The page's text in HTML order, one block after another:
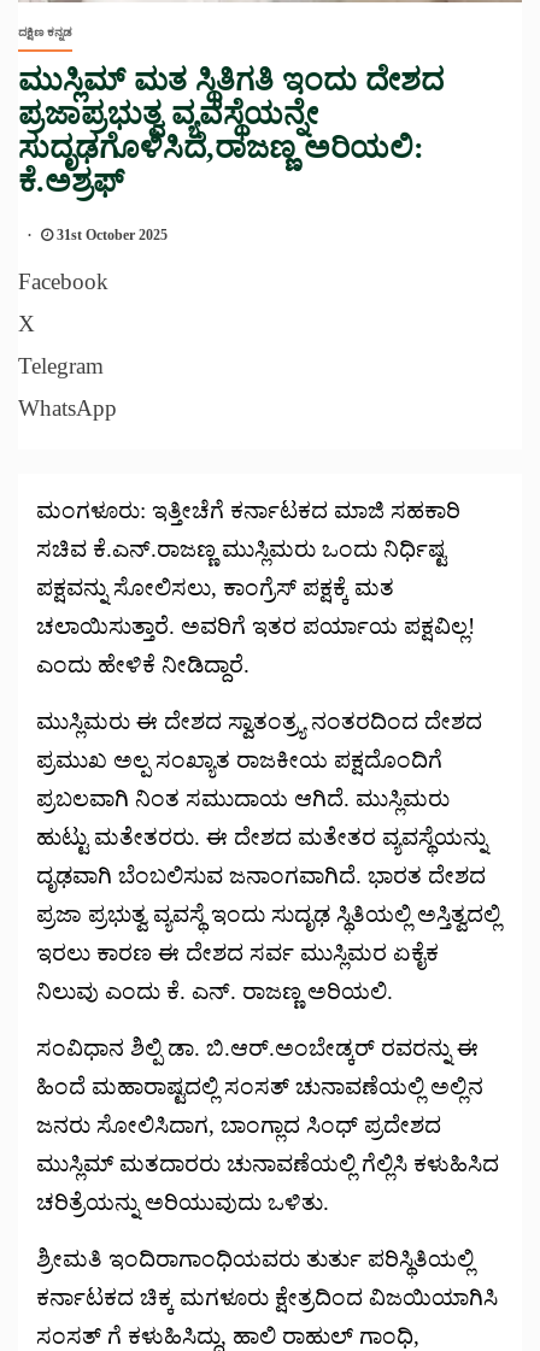
ದಕ್ಷಿಣ ಕನ್ನಡ
ಮುಸ್ಲಿಮ್ ಮತ ಸ್ಥಿತಿಗತಿ ಇಂದು ದೇಶದ
ಪ್ರಜಾಪ್ರಭುತ್ವ ವ್ಯವಸ್ಥೆಯನ್ನೇ
ಸುದೃಢಗೊಳಿಸಿದೆ,ರಾಜಣ್ಣ ಅರಿಯಲಿ:
ಕೆ.ಅಶ್ರಫ್
31st October 2025
Facebook
X
Telegram
WhatsApp
ಮಂಗಳೂರು: ಇತ್ತೀಚೆಗೆ ಕರ್ನಾಟಕದ ಮಾಜಿ ಸಹಕಾರಿ
ಸಚಿವ ಕೆ.ಎನ್.ರಾಜಣ್ಣ ಮುಸ್ಲಿಮರು ಒಂದು ನಿರ್ಧಿಷ್ಟ
ಪಕ್ಷವನ್ನು ಸೋಲಿಸಲು, ಕಾಂಗ್ರೆಸ್ ಪಕ್ಷಕ್ಕೆ ಮತ
ಚಲಾಯಿಸುತ್ತಾರೆ. ಅವರಿಗೆ ಇತರ ಪರ್ಯಾಯ ಪಕ್ಷವಿಲ್ಲ!
ಎಂದು ಹೇಳಿಕೆ ನೀಡಿದ್ದಾರೆ.
ಮುಸ್ಲಿಮರು ಈ ದೇಶದ ಸ್ವಾತಂತ್ರ್ಯ ನಂತರದಿಂದ ದೇಶದ
ಪ್ರಮುಖ ಅಲ್ಪ ಸಂಖ್ಯಾತ ರಾಜಕೀಯ ಪಕ್ಷದೊಂದಿಗೆ
ಪ್ರಬಲವಾಗಿ ನಿಂತ ಸಮುದಾಯ ಆಗಿದೆ. ಮುಸ್ಲಿಮರು
ಹುಟ್ಟು ಮತೇತರರು. ಈ ದೇಶದ ಮತೇತರ ವ್ಯವಸ್ಥೆಯನ್ನು
ದೃಢವಾಗಿ ಬೆಂಬಲಿಸುವ ಜನಾಂಗವಾಗಿದೆ. ಭಾರತ ದೇಶದ
ಪ್ರಜಾ ಪ್ರಭುತ್ವ ವ್ಯವಸ್ಥೆ ಇಂದು ಸುದೃಢ ಸ್ಥಿತಿಯಲ್ಲಿ ಅಸ್ತಿತ್ವದಲ್ಲಿ
ಇರಲು ಕಾರಣ ಈ ದೇಶದ ಸರ್ವ ಮುಸ್ಲಿಮರ ಏಕೈಕ
ನಿಲುವು ಎಂದು ಕೆ. ಎನ್. ರಾಜಣ್ಣ ಅರಿಯಲಿ.
ಸಂವಿಧಾನ ಶಿಲ್ಪಿ ಡಾ. ಬಿ.ಆರ್.ಅಂಬೇಡ್ಕರ್ ರವರನ್ನು ಈ
ಹಿಂದೆ ಮಹಾರಾಷ್ಟದಲ್ಲಿ ಸಂಸತ್ ಚುನಾವಣೆಯಲ್ಲಿ ಅಲ್ಲಿನ
ಜನರು ಸೋಲಿಸಿದಾಗ, ಬಾಂಗ್ಲಾದ ಸಿಂಧ್ ಪ್ರದೇಶದ
ಮುಸ್ಲಿಮ್ ಮತದಾರರು ಚುನಾವಣೆಯಲ್ಲಿ ಗೆಲ್ಲಿಸಿ ಕಳುಹಿಸಿದ
ಚರಿತ್ರೆಯನ್ನು ಅರಿಯುವುದು ಒಳಿತು.
ಶ್ರೀಮತಿ ಇಂದಿರಾಗಾಂಧಿಯವರು ತುರ್ತು ಪರಿಸ್ಥಿತಿಯಲ್ಲಿ
ಕರ್ನಾಟಕದ ಚಿಕ್ಕ ಮಗಳೂರು ಕ್ಷೇತ್ರದಿಂದ ವಿಜಯಿಯಾಗಿಸಿ
ಸಂಸತ್ ಗೆ ಕಳುಹಿಸಿದ್ದು, ಹಾಲಿ ರಾಹುಲ್ ಗಾಂಧಿ,